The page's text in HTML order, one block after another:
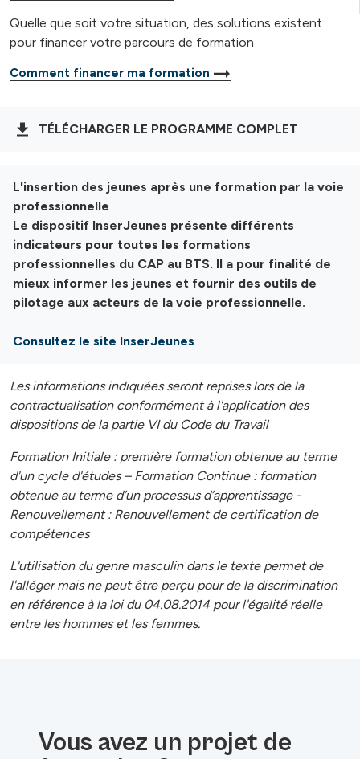
Quelle que soit votre situation, des solutions existent
pour financer votre parcours de formation
Comment financer ma formation
TÉLÉCHARGER LE PROGRAMME COMPLET
L'insertion des jeunes après une formation par la voie
professionnelle
Le dispositif InserJeunes présente différents
indicateurs pour toutes les formations
professionnelles du CAP au BTS. Il a pour finalité de
mieux informer les jeunes et fournir des outils de
pilotage aux acteurs de la voie professionnelle.
Consultez le site InserJeunes
Les informations indiquées seront reprises lors de la
contractualisation conformément à l'application des
dispositions de la partie VI du Code du Travail
Formation Initiale : première formation obtenue au terme
d'un cycle d'études – Formation Continue : formation
obtenue au terme d’un processus d’apprentissage -
Renouvellement : Renouvellement de certification de
compétences
L'utilisation du genre masculin dans le texte permet de
l'alléger mais ne peut être perçu pour de la discrimination
en référence à la loi du 04.08.2014 pour l'égalité réelle
entre les hommes et les femmes.
Vous avez un projet de